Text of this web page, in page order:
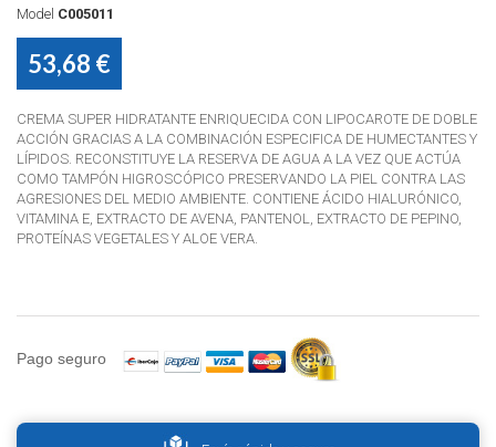
Model C005011
53,68 €
CREMA SUPER HIDRATANTE ENRIQUECIDA CON LIPOCAROTE DE DOBLE
ACCIÓN GRACIAS A LA COMBINACIÓN ESPECIFICA DE HUMECTANTES Y
LÍPIDOS. RECONSTITUYE LA RESERVA DE AGUA A LA VEZ QUE ACTÚA
COMO TAMPÓN HIGROSCÓPICO PRESERVANDO LA PIEL CONTRA LAS
AGRESIONES DEL MEDIO AMBIENTE. CONTIENE ÁCIDO HIALURÓNICO,
VITAMINA E, EXTRACTO DE AVENA, PANTENOL, EXTRACTO DE PEPINO,
PROTEÍNAS VEGETALES Y ALOE VERA.
Pago seguro